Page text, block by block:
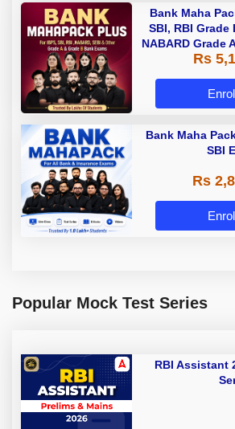
Bank Maha
SBI, RBI Grade
NABARD Grade
A & Grade
Rs
Bank Maha
SBI
Rs
Popular Mock Test Series
RBI Assistant